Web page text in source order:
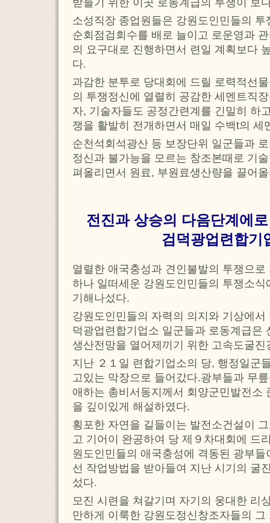
소성직장 종업원들은 강원도인민들의
순회점검회수를 배로 늘이고 로운영과
의 요구대로 진행하면서 련일 계획보다
다.
과감한 분투로 당대회에 드릴 로력적선
의 투쟁정신에 열렬히 공감한 세멘트직
자, 기술자들도 공정간련계를 긴밀히 하
쟁을 활발히 전개하면서 매일 수백t의 세
순천석회석광산 등 보장단위 일군들과
정신과 불가능을 모르는 창조본때로 기
펴올리면서 원료, 부원료생산량을 끌어
전진과 상승의 다음단계에
검덕광업련합기
열렬한 애국충성과 견인불발의 투쟁으
하나 일떠세운 강원도인민들의 투쟁소
기해나섰다.
강원도인민들의 자력의 의지와 기상에
덕광업련합기업소 일군들과 로동계급은
생산전망을 열어제끼기 위한 고속도굴
지난 ２１일 련합기업소의 당, 행정일군
고있는 막장으로 들어갔다.광부들과 무
애하는 총비서동지께서 회양군민발전소
을 깊이있게 해설하였다.
횡포한 자연을 길들이는 발전소건설이
고 기어이 완공하여 당 제９차대회에 드
원도인민들의 애국충성에 격동된 광부
선 작업방법을 받아들여 지난 시기의 굴
섰다.
모진 시련을 쳐갈기며 자기의 웅대한 리
만하게 이룩한 강원도정신창조자들의